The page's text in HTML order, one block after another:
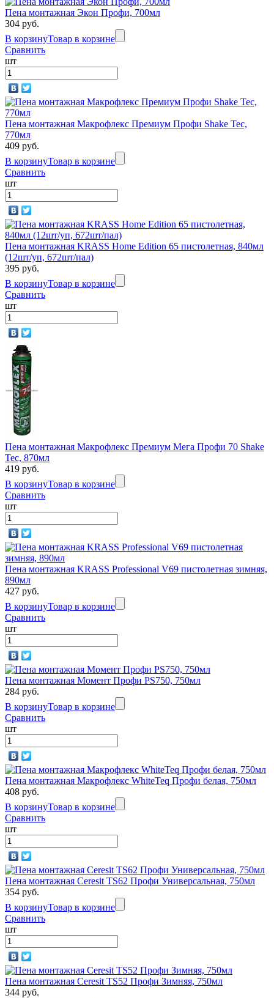
Пена монтажная Экон Профи, 700мл
304 руб.
В корзинуТовар в корзине
Сравнить
шт
Пена монтажная Макрофлекс Премиум Профи Shake Tec,
770мл
409 руб.
В корзинуТовар в корзине
Сравнить
шт
Пена монтажная KRASS Home Edition 65 пистолетная, 840мл
(12шт/уп, 672шт/пал)
395 руб.
В корзинуТовар в корзине
Сравнить
шт
Пена монтажная Макрофлекс Премиум Мега Профи 70 Shake
Tec, 870мл
419 руб.
В корзинуТовар в корзине
Сравнить
шт
Пена монтажная KRASS Professional V69 пистолетная зимняя,
890мл
427 руб.
В корзинуТовар в корзине
Сравнить
шт
Пена монтажная Момент Профи PS750, 750мл
284 руб.
В корзинуТовар в корзине
Сравнить
шт
Пена монтажная Макрофлекс WhiteTeq Профи белая, 750мл
408 руб.
В корзинуТовар в корзине
Сравнить
шт
Пена монтажная Ceresit TS62 Профи Универсальная, 750мл
354 руб.
В корзинуТовар в корзине
Сравнить
шт
Пена монтажная Ceresit TS52 Профи Зимняя, 750мл
344 руб.